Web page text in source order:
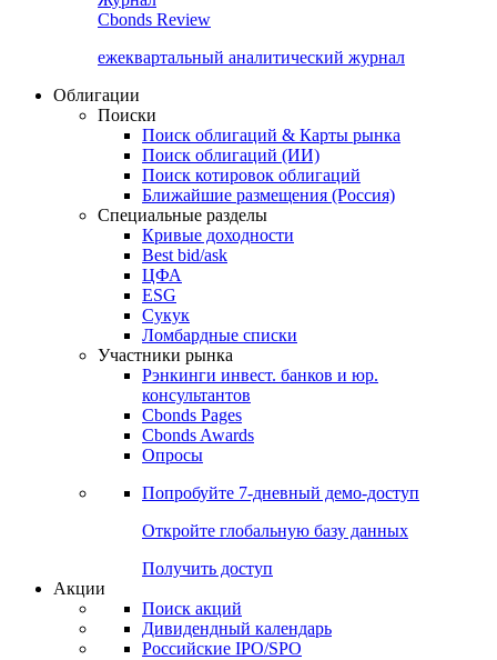
Cbonds Review
ежеквартальный аналитический журнал
Облигации
Поиски
Поиск облигаций & Карты рынка
Поиск облигаций (ИИ)
Поиск котировок облигаций
Ближайшие размещения (Россия)
Специальные разделы
Кривые доходности
Best bid/ask
ЦФА
ESG
Сукук
Ломбардные списки
Участники рынка
Рэнкинги инвест. банков и юр.
консультантов
Cbonds Pages
Cbonds Awards
Опросы
Попробуйте 7-дневный демо-доступ
Откройте глобальную базу данных
Получить доступ
Акции
Поиск акций
Дивидендный календарь
Российские IPO/SPO